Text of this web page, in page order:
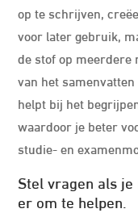
op te schrijven,
voor later gebruik,
de stof op meerdere
van het
helpt bij het
waardoor je beter
studie- en
Stel vragen als
er om te helpen.